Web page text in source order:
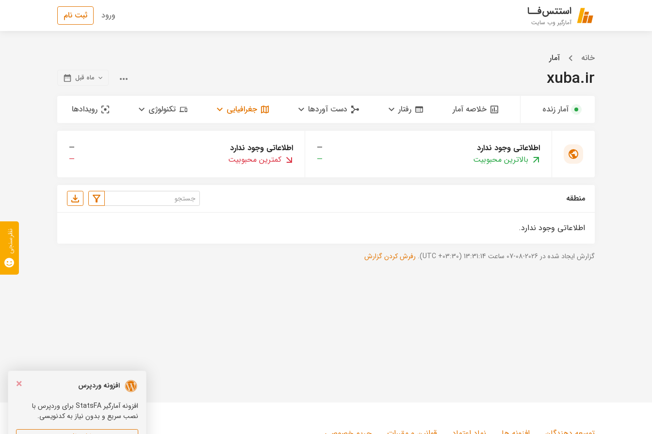
استتس‌فــا
آمارگیر وب سایت
ورود ثبت نام
خانه آمار
xuba.ir ماه قبل
آمار زنده خلاصه آمار رفتار دست آوردها جغرافیایی تکنولوژی رویدادها
اطلاعاتی وجود ندارد
—
بالاترین محبوبیت
—
اطلاعاتی وجود ندارد
—
کمترین محبوبیت
—
منطقه
اطلاعاتی وجود ندارد.
گزارش ایجاد شده در 2026-08-07 ساعت 13:31:14 (UTC +03:30). رفرش کردن گزارش
×
افزونه وردپرس
افزونه آمارگیر StatsFA برای وردپرس با
نصب سریع و بدون نیاز به کدنویسی.
نظرسنجی